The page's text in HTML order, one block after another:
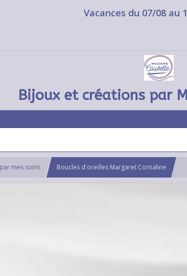
Vacances du 07/08 au
Bijoux et créations par
mes soins Boucles d'oreilles Margaret Cornaline